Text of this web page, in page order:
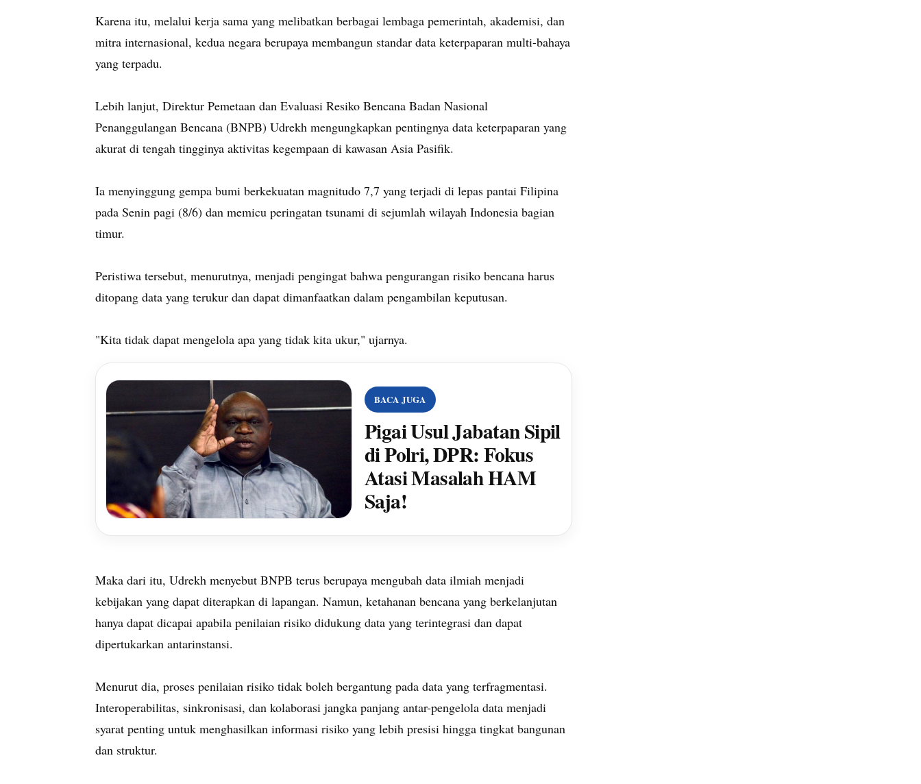
Karena itu, melalui kerja sama yang melibatkan berbagai lembaga pemerintah, akademisi, dan
mitra internasional, kedua negara berupaya membangun standar data keterpaparan multi-bahaya
yang terpadu.
Lebih lanjut, Direktur Pemetaan dan Evaluasi Resiko Bencana Badan Nasional
Penanggulangan Bencana (BNPB) Udrekh mengungkapkan pentingnya data keterpaparan yang
akurat di tengah tingginya aktivitas kegempaan di kawasan Asia Pasifik.
Ia menyinggung gempa bumi berkekuatan magnitudo 7,7 yang terjadi di lepas pantai Filipina
pada Senin pagi (8/6) dan memicu peringatan tsunami di sejumlah wilayah Indonesia bagian
timur.
Peristiwa tersebut, menurutnya, menjadi pengingat bahwa pengurangan risiko bencana harus
ditopang data yang terukur dan dapat dimanfaatkan dalam pengambilan keputusan.
"Kita tidak dapat mengelola apa yang tidak kita ukur," ujarnya.
BACA JUGA
Pigai Usul Jabatan Sipil
di Polri, DPR: Fokus
Atasi Masalah HAM
Saja!
Maka dari itu, Udrekh menyebut BNPB terus berupaya mengubah data ilmiah menjadi
kebijakan yang dapat diterapkan di lapangan. Namun, ketahanan bencana yang berkelanjutan
hanya dapat dicapai apabila penilaian risiko didukung data yang terintegrasi dan dapat
dipertukarkan antarinstansi.
Menurut dia, proses penilaian risiko tidak boleh bergantung pada data yang terfragmentasi.
Interoperabilitas, sinkronisasi, dan kolaborasi jangka panjang antar-pengelola data menjadi
syarat penting untuk menghasilkan informasi risiko yang lebih presisi hingga tingkat bangunan
dan struktur.